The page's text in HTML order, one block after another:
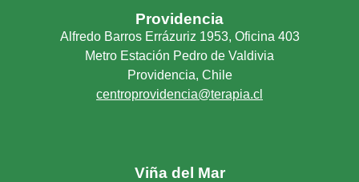
Providencia
Alfredo Barros Errázuriz 1953, Oficina 403
Metro Estación Pedro de Valdivia
Providencia, Chile
centroprovidencia@terapia.cl
Viña del Mar